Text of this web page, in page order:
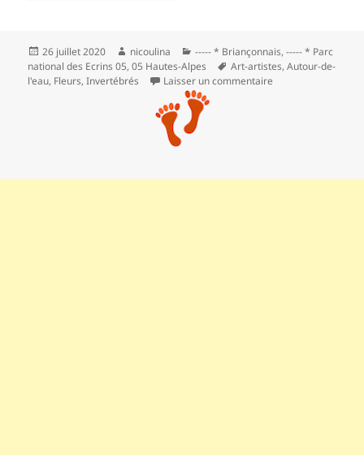
Publié
le
26 juillet 2020 Auteur
nicoulina Catégories
----- * Briançonnais,----- * Parc
national des Ecrins 05,05 Hautes-Alpes Mots-
clés
Art-artistes,Autour-de-
l'eau, Fleurs,Invertébrés Laisser un commentaire